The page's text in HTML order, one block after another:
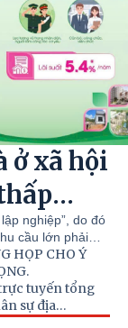
ở xã hội
cư để
nghiệp”, do đó
cầu lớn phải
hỗ trợ cho
hội (NHCSXH)
khi triển khai
giao dịch
HỌP CHO Ý
tuyến tổng
sự địa